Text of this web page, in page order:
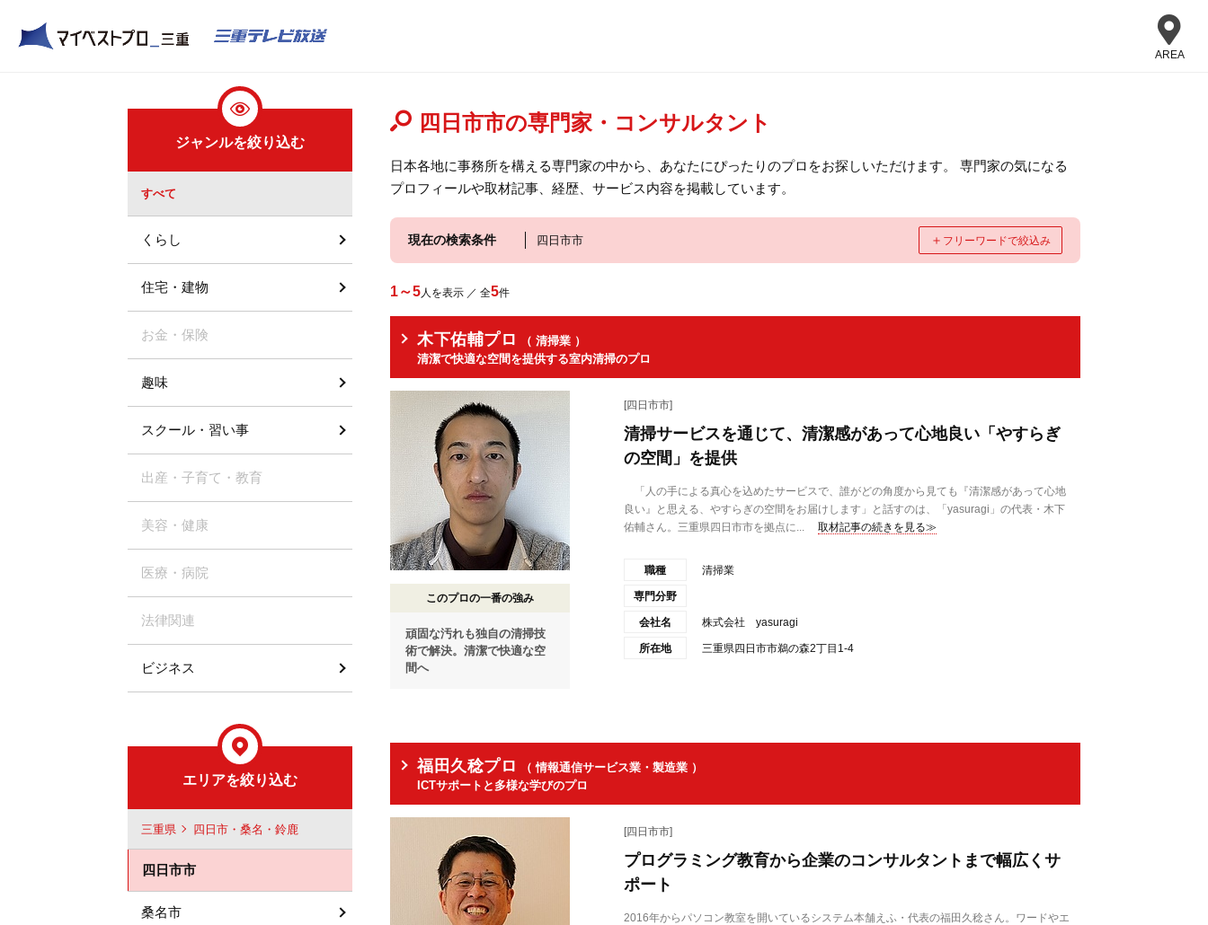
AREA
四日市市の専門家・コンサルタント
日本各地に事務所を構える専門家の中から、あなたにぴったりのプロをお探しいただけます。 専門家の気になる
プロフィールや取材記事、経歴、サービス内容を掲載しています。
現在の検索条件 四日市市 ＋ フリーワードで絞込み
1～5人を表示 ／ 全5件
木下佑輔プロ
（ 清掃業 ）
清潔で快適な空間を提供する室内清掃のプロ
このプロの一番の強み
頑固な汚れも独自の清掃技
術で解決。清潔で快適な空
間へ
[四日市市]
清掃サービスを通じて、清潔感があって心地良い「やすらぎ
の空間」を提供
「人の手による真心を込めたサービスで、誰がどの角度から見ても『清潔感があって心地
良い』と思える、やすらぎの空間をお届けします」と話すのは、「yasuragi」の代表・木下
佑輔さん。三重県四日市市を拠点に...
取材記事の続きを見る≫
職種 清掃業
専門分野
会社名 株式会社 yasuragi
所在地 三重県四日市市鵜の森2丁目1-4
福田久稔プロ
（ 情報通信サービス業・製造業 ）
ICTサポートと多様な学びのプロ
[四日市市]
プログラミング教育から企業のコンサルタントまで幅広くサ
ポート
2016年からパソコン教室を開いているシステム本舗えふ・代表の福田久稔さん。ワードやエ
ジャンルを絞り込む
すべて
くらし
住宅・建物
お金・保険
趣味
スクール・習い事
出産・子育て・教育
美容・健康
医療・病院
法律関連
ビジネス
エリアを絞り込む
三重県 四日市・桑名・鈴鹿
四日市市
桑名市